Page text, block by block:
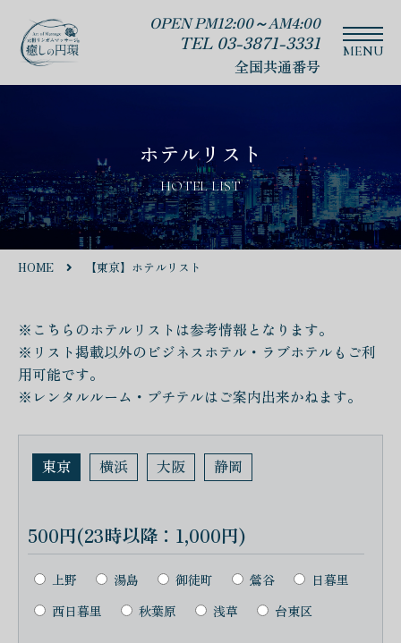
OPEN PM12:00～AM4:00
TEL 03-3871-3331
全国共通番号
ホテルリスト
HOTEL LIST
HOME 【東京】ホテルリスト
※こちらのホテルリストは参考情報となります。
※リスト掲載以外のビジネスホテル・ラブホテルもご利
用可能です。
※レンタルルーム・プチテルはご案内出来かねます。
東京 横浜 大阪 静岡
500円(23時以降：1,000円)
上野 湯島 御徒町 鶯谷
日暮里
西日暮里
秋葉原 浅草 台東区